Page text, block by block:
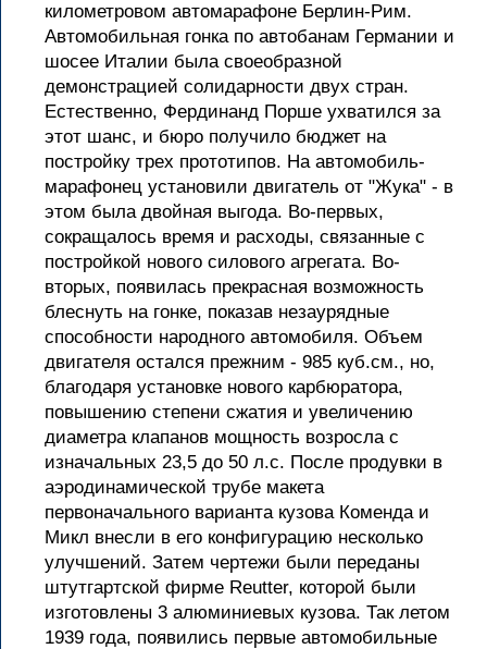
километровом автомарафоне Берлин-Рим.
Автомобильная гонка по автобанам Германии и
шосее Италии была своеобразной
демонстрацией солидарности двух стран.
Естественно, Фердинанд Порше ухватился за
этот шанс, и бюро получило бюджет на
постройку трех прототипов. На автомобиль-
марафонец установили двигатель от "Жука" - в
этом была двойная выгода. Во-первых,
сокращалось время и расходы, связанные с
постройкой нового силового агрегата. Во-
вторых, появилась прекрасная возможность
блеснуть на гонке, показав незаурядные
способности народного автомобиля. Объем
двигателя остался прежним - 985 куб.см., но,
благодаря установке нового карбюратора,
повышению степени сжатия и увеличению
диаметра клапанов мощность возросла с
изначальных 23,5 до 50 л.с. После продувки в
аэродинамической трубе макета
первоначального варианта кузова Коменда и
Микл внесли в его конфигурацию несколько
улучшений. Затем чертежи были переданы
штутгартской фирме Reutter, которой были
изготовлены 3 алюминиевых кузова. Так летом
1939 года, появились первые автомобильные